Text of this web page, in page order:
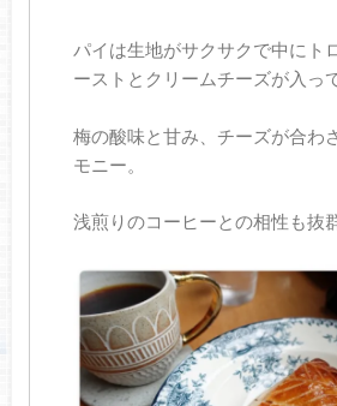
パイは生地がサクサクで中にト
ーストとクリームチーズが入っ
梅の酸味と甘み、チーズが合わ
モニー。
浅煎りのコーヒーとの相性も抜